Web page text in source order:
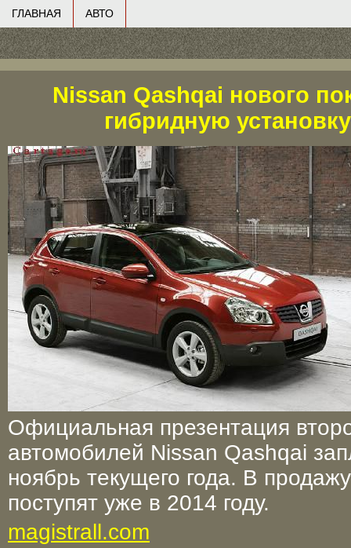
ГЛАВНАЯ АВТО
Nissan Qashqai нового
гибридную
Официальная презентация
автомобилей Nissan Qashqai
ноябрь текущего года. В
поступят уже в 2014 году.
magistrall.com